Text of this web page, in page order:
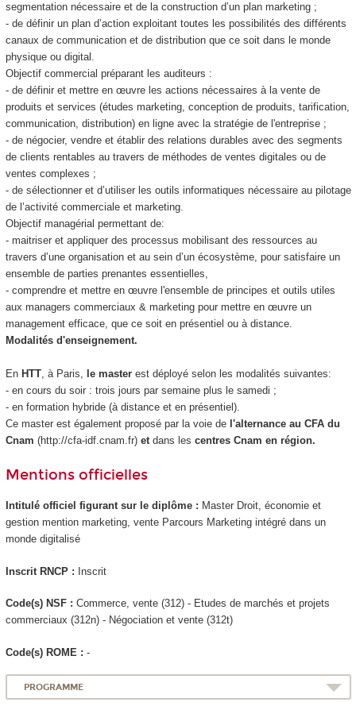
segmentation nécessaire et de la construction d’un plan marketing ;
- de définir un plan d’action exploitant toutes les possibilités des différents
canaux de communication et de distribution que ce soit dans le monde
physique ou digital.
Objectif commercial préparant les auditeurs :
- de définir et mettre en œuvre les actions nécessaires à la vente de
produits et services (études marketing, conception de produits, tarification,
communication, distribution) en ligne avec la stratégie de l'entreprise ;
- de négocier, vendre et établir des relations durables avec des segments
de clients rentables au travers de méthodes de ventes digitales ou de
ventes complexes ;
- de sélectionner et d’utiliser les outils informatiques nécessaire au pilotage
de l’activité commerciale et marketing.
Objectif managérial permettant de:
- maitriser et appliquer des processus mobilisant des ressources au
travers d’une organisation et au sein d’un écosystème, pour satisfaire un
ensemble de parties prenantes essentielles,
- comprendre et mettre en œuvre l'ensemble de principes et outils utiles
aux managers commerciaux & marketing pour mettre en œuvre un
management efficace, que ce soit en présentiel ou à distance.
Modalités d'enseignement.
En HTT, à Paris, le masterest déployé selon les modalités suivantes:
- en cours du soir : trois jours par semaine plus le samedi ;
- en formation hybride (à distance et en présentiel).
Ce master est également proposé par la voie del'alternance au CFA du
Cnam (http://cfa-idf.cnam.fr)et dans les centres Cnam en région.
Mentions officielles
Intitulé officiel figurant sur le diplôme : Master Droit, économie et
gestion mention marketing, vente Parcours Marketing intégré dans un
monde digitalisé
Inscrit RNCP : Inscrit
Code(s) NSF : Commerce, vente (312) - Etudes de marchés et projets
commerciaux (312n) - Négociation et vente (312t)
Code(s) ROME : -
PROGRAMME